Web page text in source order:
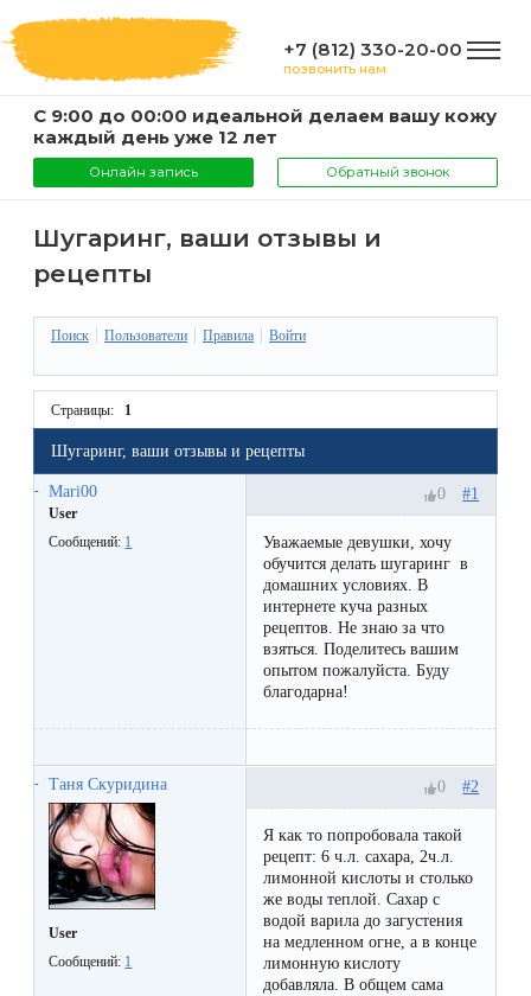
+7 (812) 330-20-00
позвонить нам
С 9:00 до 00:00 идеальной делаем вашу кожу
каждый день уже 12 лет
Онлайн запись Обратный звонок
ГЛАВНАЯ
Услуги
Эпиляция
воском
Шугаринг
О
компании
Мастера
Отзывы
Оборудование
Партнерство
Администраторы
Контакты
ИНФОРМАЦИЯ
Фото
Видео
Форум
Карта
сайта
ВАЖНО
Подготовка
или
сахаром
Эпиляция
Сфинксе
Формула-1
Шугаринг, ваши отзывы и
рецепты
Поиск Пользователи Правила Войти
Страницы: 1
Шугаринг, ваши отзывы и рецепты
Mari00
User
Сообщений: 1
#1
0
Уважаемые девушки, хочу
обучится делать шугаринг в
домашних условиях. В
интернете куча разных
рецептов. Не знаю за что
взяться. Поделитесь вашим
опытом пожалуйста. Буду
благодарна!
Таня Скуридина
User
Сообщений: 1
#2
0
Я как то попробовала такой
рецепт: 6 ч.л. сахара, 2ч.л.
лимонной кислоты и столько
же воды теплой. Сахар с
водой варила до загустения
на медленном огне, а в конце
лимонную кислоту
добавляла. В общем сама